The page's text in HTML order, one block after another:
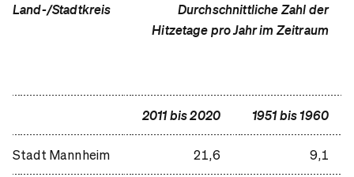
Land-/Stadtkreis
Durchschnittliche Zahl der
Hitzetage pro Jahr im Zeitraum
2011 bis 2020 1951 bis 1960
Stadt Mannheim 21,6 9,1